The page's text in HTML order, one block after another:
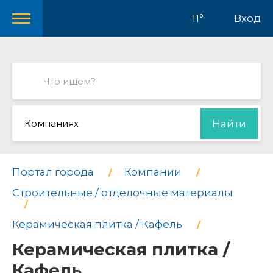
11° Вход
Компаниях Найти
Портал города
Компании
Строительные / отделочные материалы
Керамическая плитка / Кафель
Керамическая плитка /